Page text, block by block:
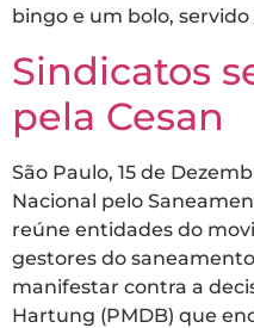
bingo e um bolo,
Sindicatos
pela Cesan
São Paulo, 15 de
Nacional pelo
reúne entidades do
gestores do
manifestar contra a
Hartung (PMDB) que